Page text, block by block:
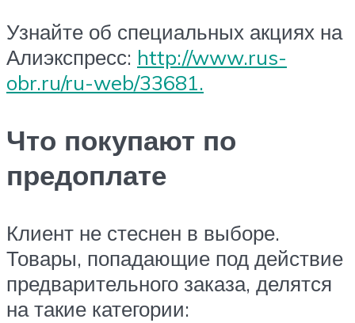
Узнайте об специальных акциях на
Алиэкспресс: http://www.rus-
obr.ru/ru-web/33681.
Что покупают по
предоплате
Клиент не стеснен в выборе.
Товары, попадающие под действие
предварительного заказа, делятся
на такие категории: